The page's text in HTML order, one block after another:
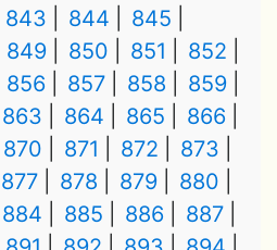
843 844
845
849 850 851
852
856 857 858
859
863 864 865
866
870 871 872
873
877 878 879
880
884 885 886
887